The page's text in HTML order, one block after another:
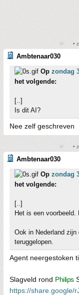
•
Ambtenaar030
Op zondag
het volgende:
[..]
Is dit AI?
Nee zelf geschreven
•
Ambtenaar030
Op zondag
het volgende:
[..]
Het is een
Ook in Nederland
teruggelopen.
Agent neergestoken
Slagveld rond Philips
https://share.google/